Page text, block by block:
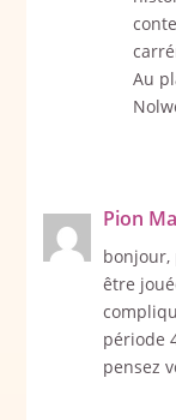
Au
Pion
bonjour,
être
période
pensez